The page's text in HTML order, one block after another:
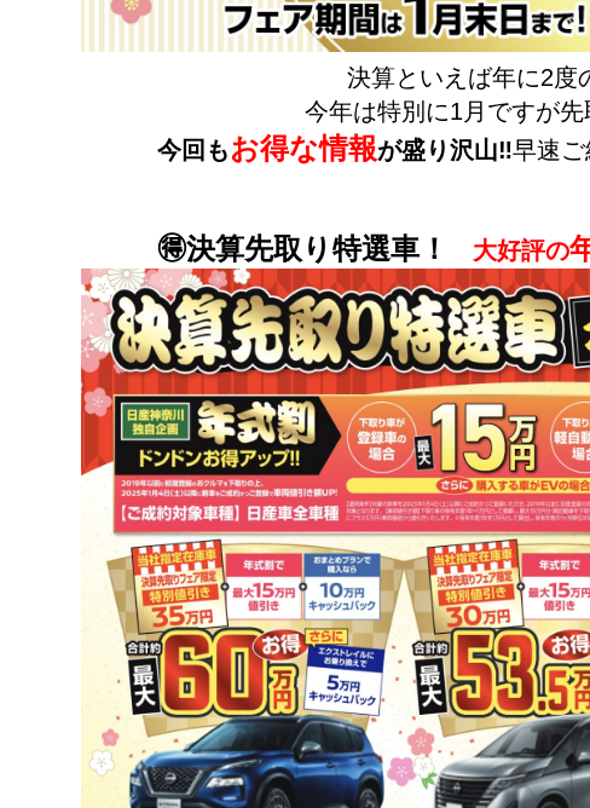
決算といえば年に2度
今年は特別に1月ですが
今回もお得な情報が盛り沢山‼︎早速
🉐決算先取り特選車！ 大好評の